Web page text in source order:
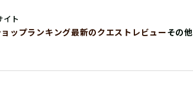
イト
ップランキング最新のクエストレビューその他